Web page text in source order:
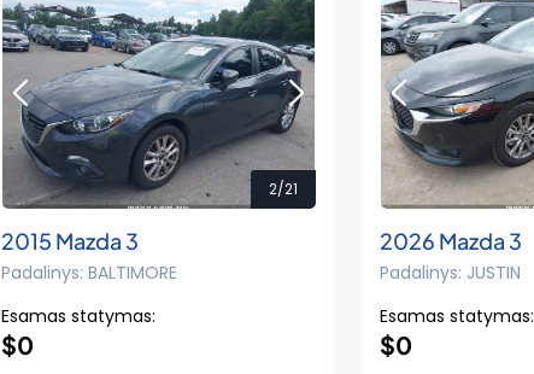
2/21
2015 Mazda 3
Padalinys: BALTIMORE
Esamas statymas:
$0
2026 Mazda 3
Padalinys: JUSTIN
Esamas statymas:
$0